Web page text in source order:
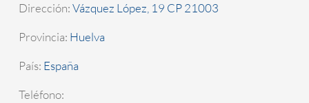
Dirección:Vázquez López, 19 CP 21003
Provincia: Huelva
País: España
Teléfono: